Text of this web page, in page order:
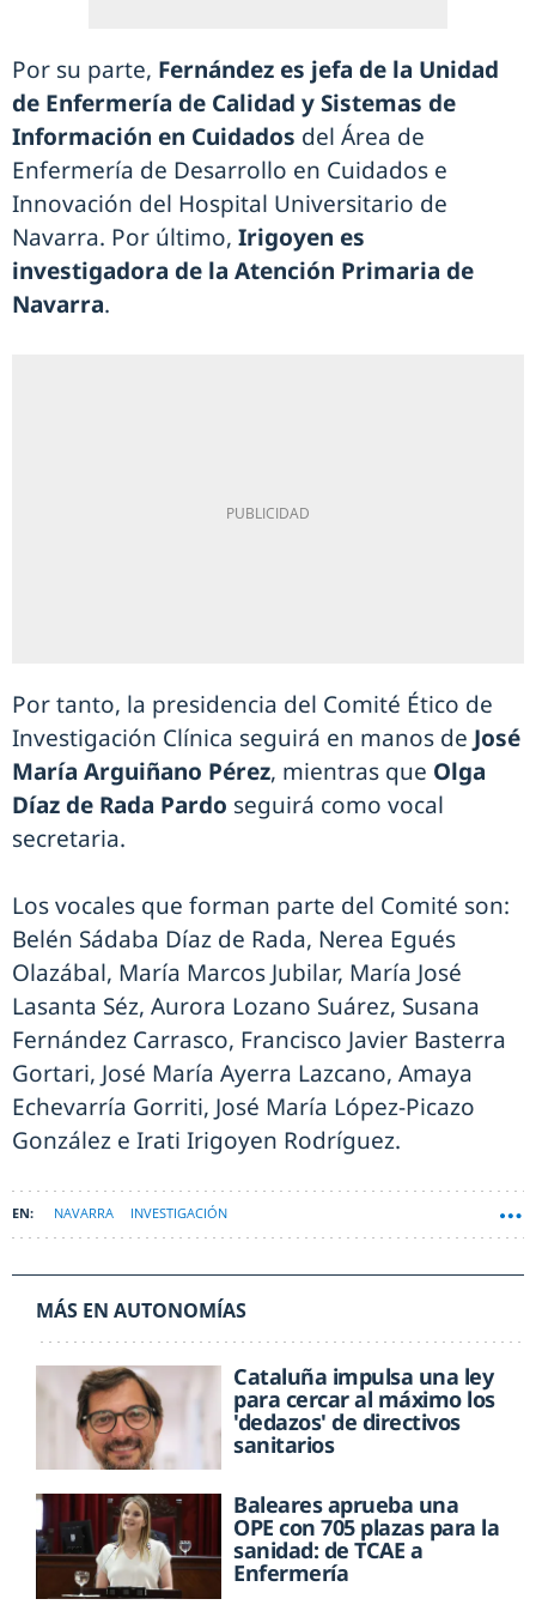
Por su parte, Fernández es jefa de la Unidad
de Enfermería de Calidad y Sistemas de
Información en Cuidados del Área de
Enfermería de Desarrollo en Cuidados e
Innovación del Hospital Universitario de
Navarra. Por último, Irigoyen es
investigadora de la Atención Primaria de
Navarra.
Por tanto, la presidencia del Comité Ético de
Investigación Clínica seguirá en manos de José
María Arguiñano Pérez, mientras que Olga
Díaz de Rada Pardo seguirá como vocal
secretaria.
Los vocales que forman parte del Comité son:
Belén Sádaba Díaz de Rada, Nerea Egués
Olazábal, María Marcos Jubilar, María José
Lasanta Séz, Aurora Lozano Suárez, Susana
Fernández Carrasco, Francisco Javier Basterra
Gortari, José María Ayerra Lazcano, Amaya
Echevarría Gorriti, José María López-Picazo
González e Irati Irigoyen Rodríguez.
NAVARRA INVESTIGACIÓN
MÁS EN AUTONOMÍAS
Cataluña impulsa una ley
para cercar al máximo los
'dedazos' de directivos
sanitarios
Baleares aprueba una
OPE con 705 plazas para la
sanidad: de TCAE a
Enfermería